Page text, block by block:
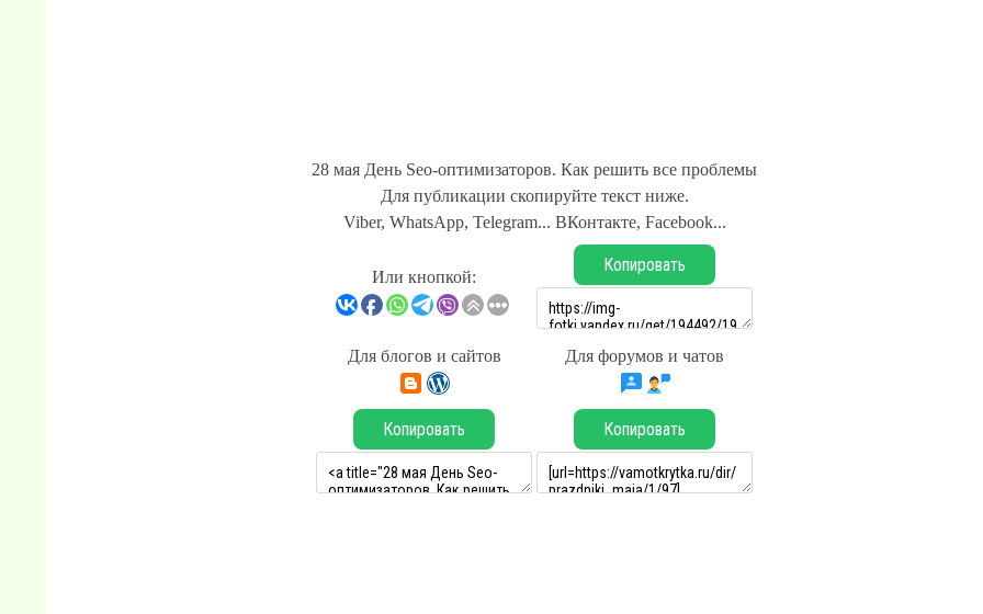
28 мая День Seo-оптимизаторов. Как решить все проблемы
Для публикации скопируйте текст ниже.
Viber, WhatsApp, Telegram... ВКонтакте, Facebook...
Или кнопкой:
Копировать
Для блогов и сайтов Для форумов и чатов
Копировать Копировать